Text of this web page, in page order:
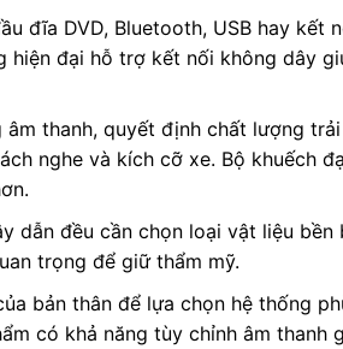
đĩa DVD, Bluetooth, USB hay kết
hiện đại hỗ trợ kết nối không dây
thanh, quyết định chất lượng
nghe và kích cỡ xe. Bộ khuếch
dẫn đều cần chọn loại vật liệu bền
trọng để giữ thẩm mỹ.
bản thân để lựa chọn hệ thống
có khả năng tùy chỉnh âm thanh